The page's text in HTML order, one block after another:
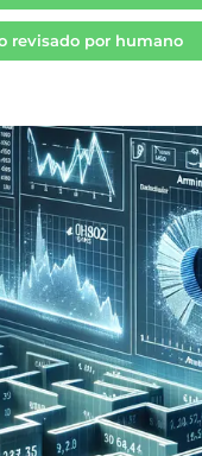
revisado por humano